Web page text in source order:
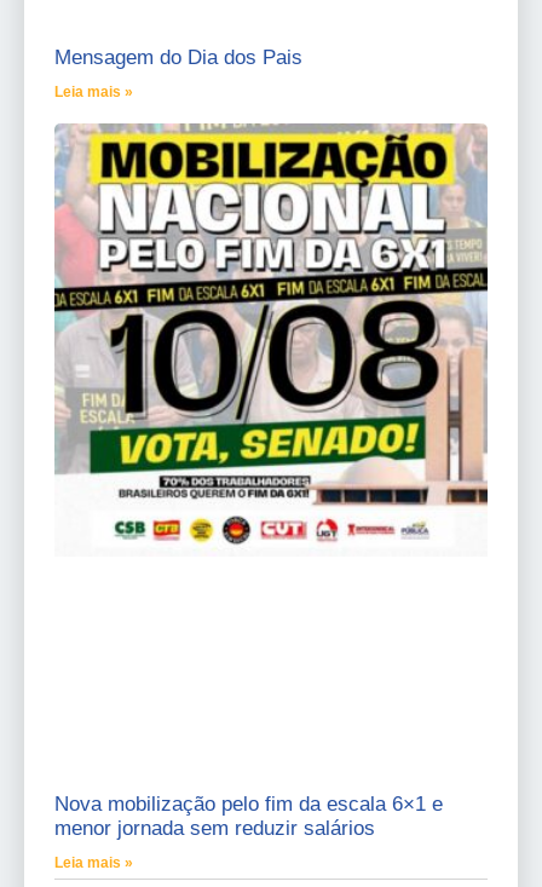
Mensagem do Dia dos Pais
Leia mais »
Nova mobilização pelo fim da escala 6×1 e
menor jornada sem reduzir salários
Leia mais »